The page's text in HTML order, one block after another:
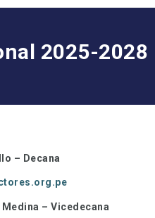
2025-2028
– Decana
– Vicedecana